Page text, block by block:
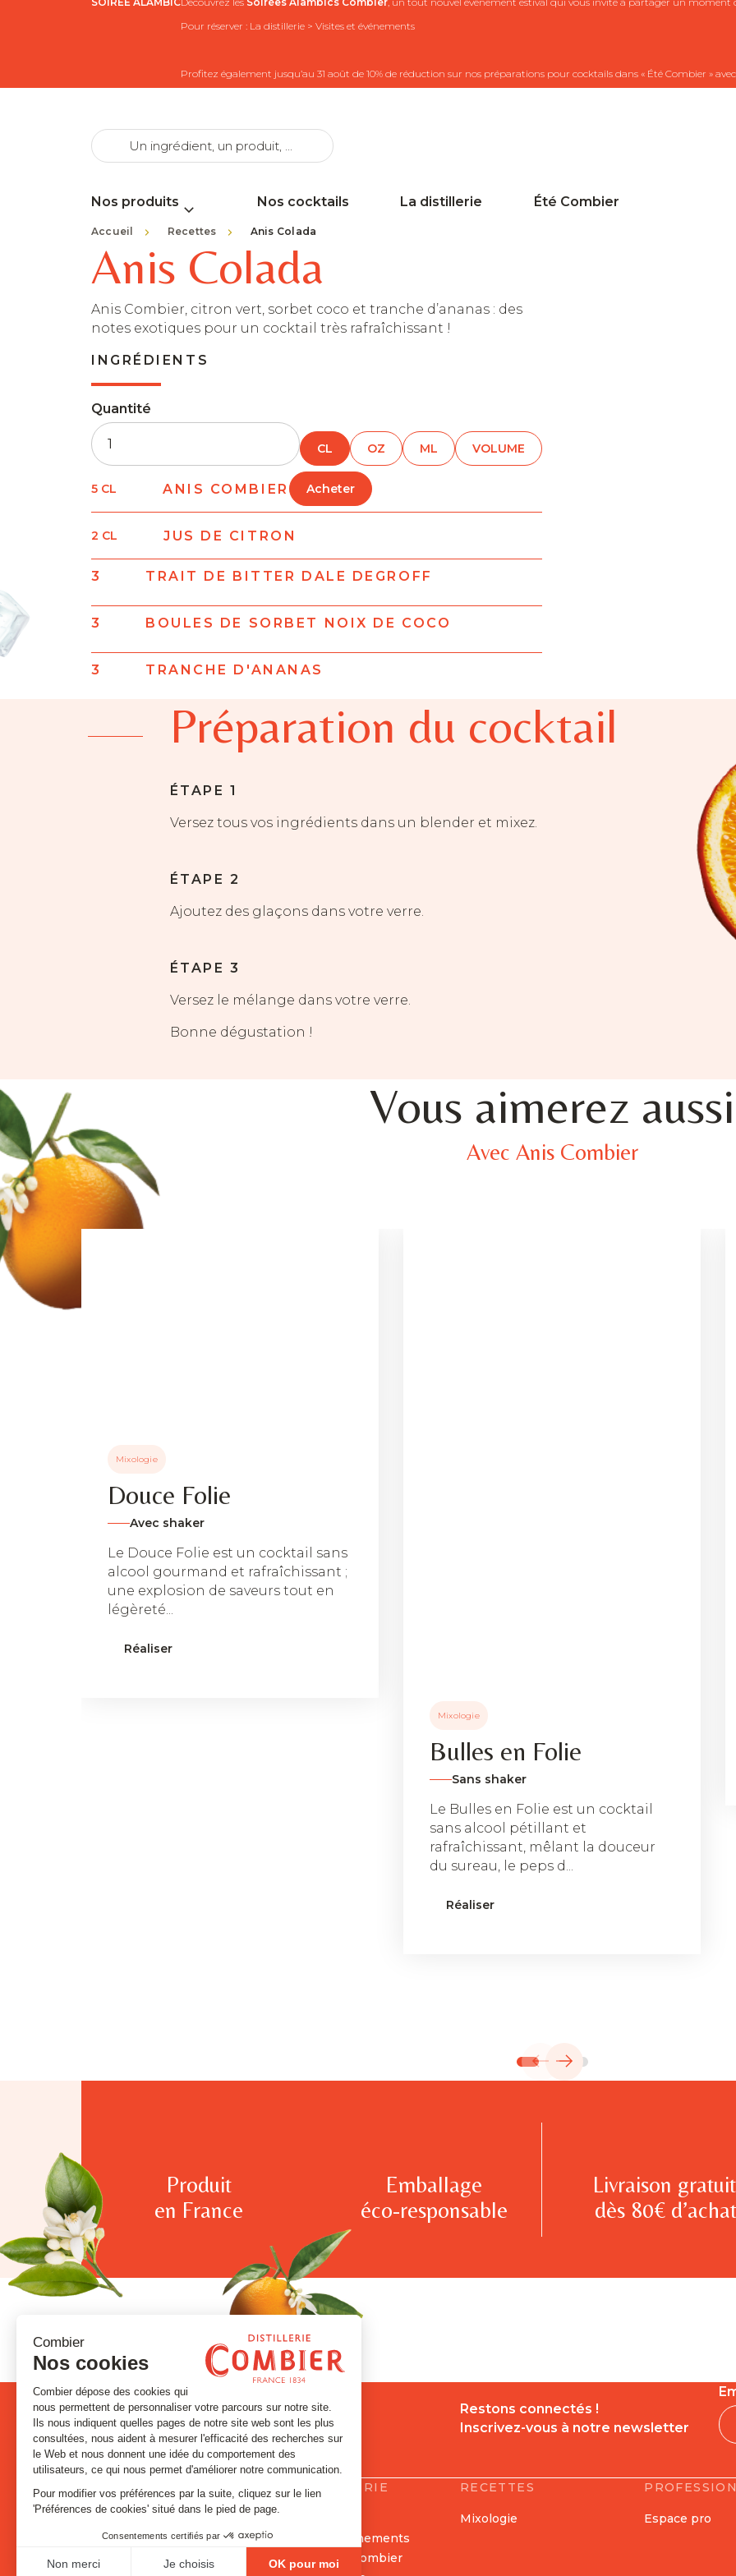
Pour réserver : La distillerie > Visites et événements
Profitez également jusqu’au 31 août de 10% de réduction sur nos préparations pour cocktails dans « Été Combier »
Nos produits Nos cocktails La distillerie Été Combier
Accueil > Recettes > Anis Colada
Anis Colada
Anis Combier, citron vert, sorbet coco et tranche d’ananas : des
notes exotiques pour un cocktail très rafraîchissant !
INGRÉDIENTS
Quantité
CL OZ ML VOLUME
5 CL ANIS COMBIER Acheter
2 CL JUS DE CITRON
3 TRAIT DE BITTER DALE DEGROFF
3 BOULES DE SORBET NOIX DE COCO
3 TRANCHE D'ANANAS
Préparation du cocktail
ÉTAPE 1
Versez tous vos ingrédients dans un blender et mixez.
ÉTAPE 2
Ajoutez des glaçons dans votre verre.
ÉTAPE 3
Versez le mélange dans votre verre.
Bonne dégustation !
Vous aimerez aussi
Avec Anis Combier
Mixologie
Douce Folie
Avec shaker
Le Douce Folie est un cocktail sans
alcool gourmand et rafraîchissant ;
une explosion de saveurs tout en
légèreté...
Réaliser
Mixologie
Bulles en Folie
Sans shaker
Le Bulles en Folie est un cocktail
sans alcool pétillant et
rafraîchissant, mêlant la douceur
du sureau, le peps d...
Réaliser
Produit
en France
Emballage
éco-responsable
Livraison
dès 80€
Restons connectés !
Inscrivez-vous à notre newsletter
PRODUITS
Signatures et Historiques
Absinthes et Anisés
Gins & Vodka
LA DISTILLERIE
Visites et événements
L’histoire de Combier
RECETTES
Mixologie Espace pro